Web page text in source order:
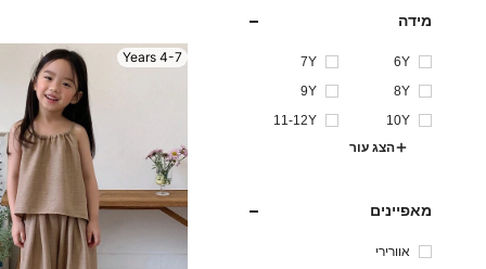
מידה
6Y
7Y
8Y
9Y
10Y
11-12Y
הצג עור
מאפיינים
אוורירי
4-7 Years